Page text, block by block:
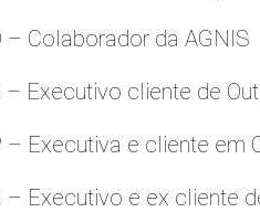
– Colaborador da AGNIS
– Executivo cliente de
– Executiva e cliente em
– Executivo e ex cliente